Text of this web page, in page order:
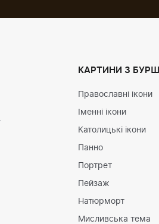
КАРТИНИ З
Православні ікони
Іменні ікони
Католицькі ікони
Панно
Портрет
Пейзаж
Натюрморт
Мисливська тема